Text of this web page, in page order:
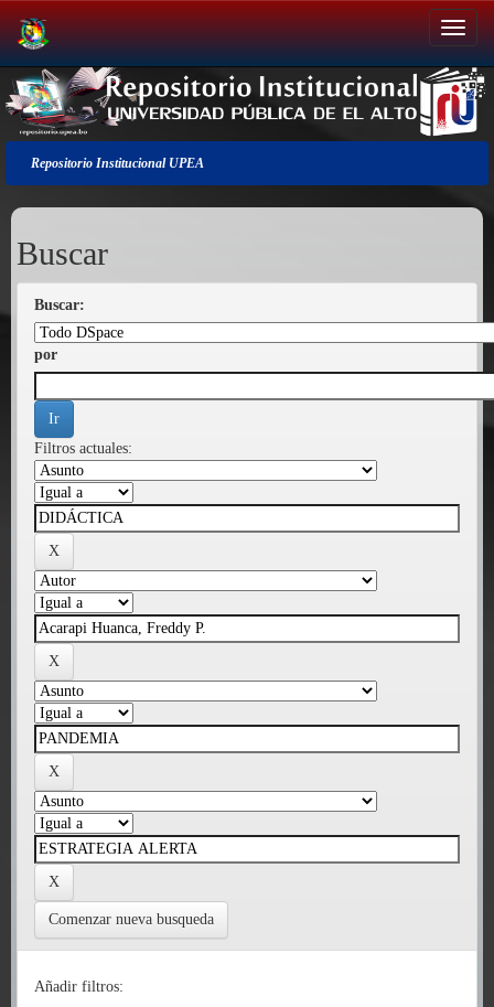
Salir
de
la
navegación
Repositorio Institucional UPEA
Buscar
Buscar:
por
Filtros actuales:
Comenzar nueva busqueda
Añadir filtros: